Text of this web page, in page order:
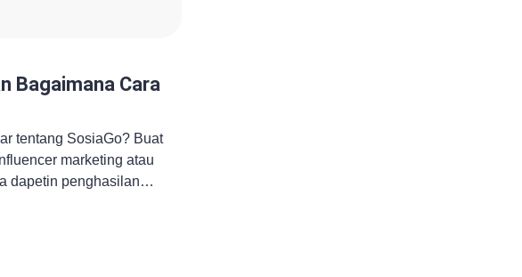
Bagaimana Cara
tentang SosiaGo? Buat
marketing atau
dapetin penghasilan